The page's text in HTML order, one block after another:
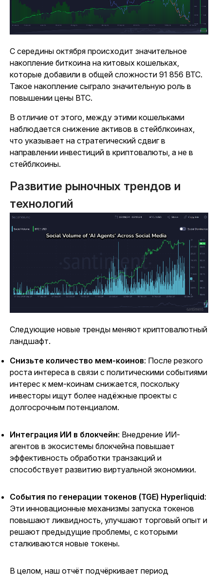
С середины октября происходит значительное
накопление биткоина на китовых кошельках,
которые добавили в общей сложности 91 856 BTC.
Такое накопление сыграло значительную роль в
повышении цены BTC.
В отличие от этого, между этими кошельками
наблюдается снижение активов в стейблкоинах,
что указывает на стратегический сдвиг в
направлении инвестиций в криптовалюты, а не в
стейблкоины.
Развитие рыночных трендов и
технологий
Следующие новые тренды меняют криптовалютный
ландшафт.
Снизьте количество мем-коинов: После резкого
роста интереса в связи с политическими событиями
интерес к мем-коинам снижается, поскольку
инвесторы ищут более надёжные проекты с
долгосрочным потенциалом.
Интеграция ИИ в блокчейн: Внедрение ИИ-
агентов в экосистемы блокчейна повышает
эффективность обработки транзакций и
способствует развитию виртуальной экономики.
События по генерации токенов (TGE) Hyperliquid:
Эти инновационные механизмы запуска токенов
повышают ликвидность, улучшают торговый опыт и
решают предыдущие проблемы, с которыми
сталкиваются новые токены.
В целом, наш отчёт подчёркивает период